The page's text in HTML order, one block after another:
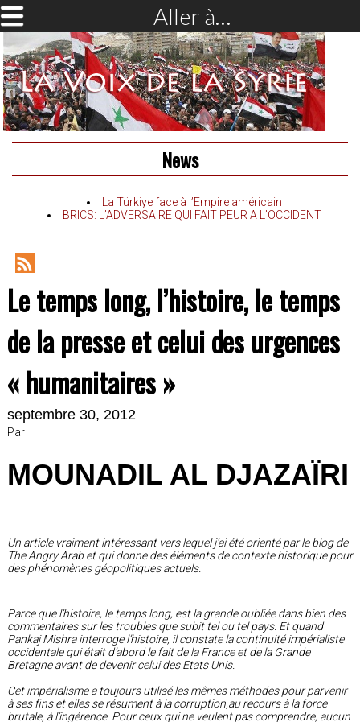
Aller à…
News
La Türkiye face à l’Empire américain
BRICS: L’ADVERSAIRE QUI FAIT PEUR A L’OCCIDENT
RSS
Le temps long, l’histoire, le temps
de la presse et celui des urgences
« humanitaires »
septembre 30, 2012
Par
MOUNADIL AL DJAZAÏRI
Un article vraiment intéressant vers lequel j’ai été orienté par le blog de
The Angry Arab et qui donne des éléments de contexte historique pour
des phénomènes géopolitiques actuels.
Parce que l’histoire, le temps long, est la grande oubliée dans bien des
commentaires sur les troubles que subit tel ou tel pays. Et quand
Pankaj Mishra interroge l’histoire, il constate la continuité impérialiste
occidentale qui était d’abord le fait de la France et de la Grande
Bretagne avant de devenir celui des Etats Unis.
Cet impérialisme a toujours utilisé les mêmes méthodes pour parvenir
à ses fins et elles se résument à la corruption,au recours à la force
brutale, à l’ingérence. Pour ceux qui ne veulent pas comprendre, aucun